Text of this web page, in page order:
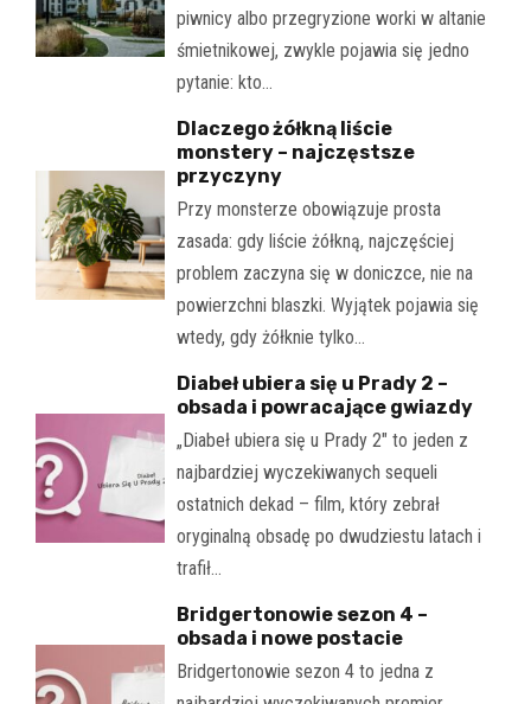
piwnicy albo przegryzione worki w altanie
śmietnikowej, zwykle pojawia się jedno
pytanie: kto…
Dlaczego żółkną liście
monstery – najczęstsze
przyczyny
Przy monsterze obowiązuje prosta
zasada: gdy liście żółkną, najczęściej
problem zaczyna się w doniczce, nie na
powierzchni blaszki. Wyjątek pojawia się
wtedy, gdy żółknie tylko…
Diabeł ubiera się u Prady 2 –
obsada i powracające gwiazdy
„Diabeł ubiera się u Prady 2" to jeden z
najbardziej wyczekiwanych sequeli
ostatnich dekad – film, który zebrał
oryginalną obsadę po dwudziestu latach i
trafił…
Bridgertonowie sezon 4 –
obsada i nowe postacie
Bridgertonowie sezon 4 to jedna z